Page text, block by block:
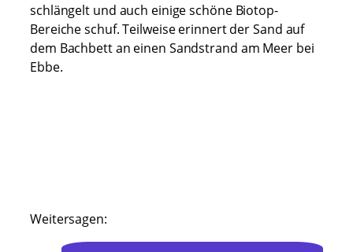
schlängelt und auch einige schöne Biotop-
Bereiche schuf. Teilweise erinnert der Sand auf
dem Bachbett an einen Sandstrand am Meer bei
Ebbe.
Weitersagen: